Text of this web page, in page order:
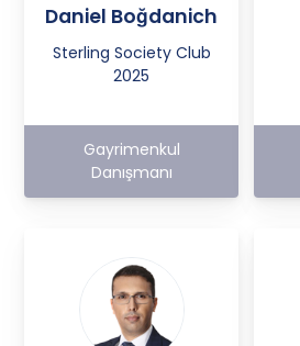
Daniel Boğdanich
Sterling Society Club
2025
Gayrimenkul
Danışmanı